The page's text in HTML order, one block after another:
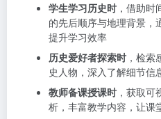
学生学习历史时 ，借助
的先后顺序与地理背景，
提升学习效率
历史爱好者探索时 ，检
史人物，深入了解细节信
教师备课授课时 ，获取
析，丰富教学内容，让课